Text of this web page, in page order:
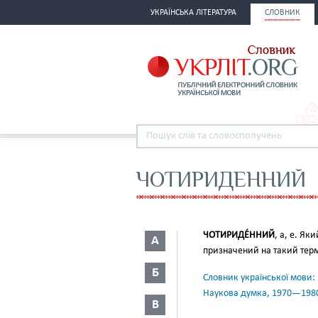
УКРАЇНСЬКА ЛІТЕРАТУРА СЛОВНИК
ЧОТИРИДЕННИЙ
А
Б
В
ЧОТИРИДЕ́ННИЙ, а, е.
призначений на такий
Словник української
Наукова думка,